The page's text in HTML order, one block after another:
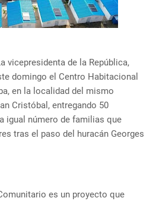
vicepresidenta de la República,
domingo el Centro Habitacional
en la localidad del mismo
Cristóbal, entregando 50
igual número de familias que
tras el paso del huracán Georges
es un proyecto que